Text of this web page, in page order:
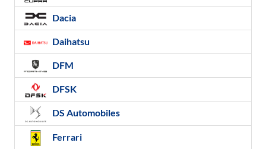
Dacia
Daihatsu
DFM
DFSK
DS Automobiles
Ferrari